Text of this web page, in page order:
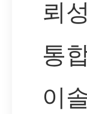
뢰
통
이